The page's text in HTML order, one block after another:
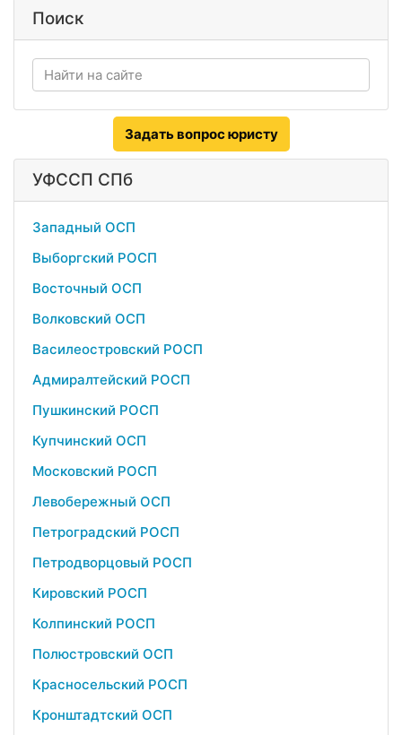
Поиск
Задать вопрос юристу
УФССП СПб
Западный ОСП
Выборгский РОСП
Восточный ОСП
Волковский ОСП
Василеостровский РОСП
Адмиралтейский РОСП
Пушкинский РОСП
Купчинский ОСП
Московский РОСП
Левобережный ОСП
Петроградский РОСП
Петродворцовый РОСП
Кировский РОСП
Колпинский РОСП
Полюстровский ОСП
Красносельский РОСП
Кронштадтский ОСП